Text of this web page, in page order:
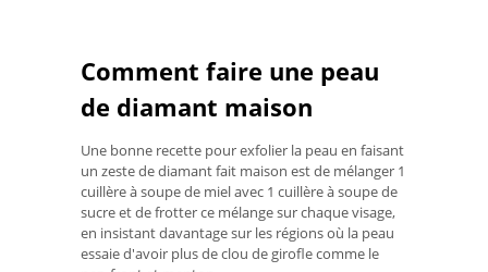
Comment faire une peau
de diamant maison
Une bonne recette pour exfolier la peau en faisant
un zeste de diamant fait maison est de mélanger 1
cuillère à soupe de miel avec 1 cuillère à soupe de
sucre et de frotter ce mélange sur chaque visage,
en insistant davantage sur les régions où la peau
essaie d'avoir plus de clou de girofle comme le